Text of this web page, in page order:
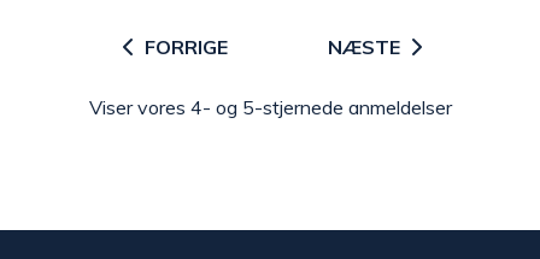
FORRIGE NÆSTE
Viser vores 4- og 5-stjernede anmeldelser